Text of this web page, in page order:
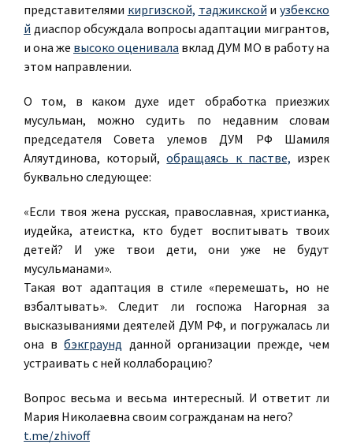
представителями киргизской, таджикской и узбекско
й диаспор обсуждала вопросы адаптации мигрантов,
и она же высоко оценивала вклад ДУМ МО в работу на
этом направлении.
О том, в каком духе идет обработка приезжих
мусульман, можно судить по недавним словам
председателя Совета улемов ДУМ РФ Шамиля
Аляутдинова, который,обращаясь к пастве, изрек
буквально следующее:
«Если твоя жена русская, православная, христианка,
иудейка, атеистка, кто будет воспитывать твоих
детей? И уже твои дети, они уже не будут
мусульманами».
Такая вот адаптация в стиле «перемешать, но не
взбалтывать». Следит ли госпожа Нагорная за
высказываниями деятелей ДУМ РФ, и погружалась ли
она вбэкграунд данной организации прежде, чем
устраивать с ней коллаборацию?
Вопрос весьма и весьма интересный. И ответит ли
Мария Николаевна своим согражданам на него?
t.me/zhivoff